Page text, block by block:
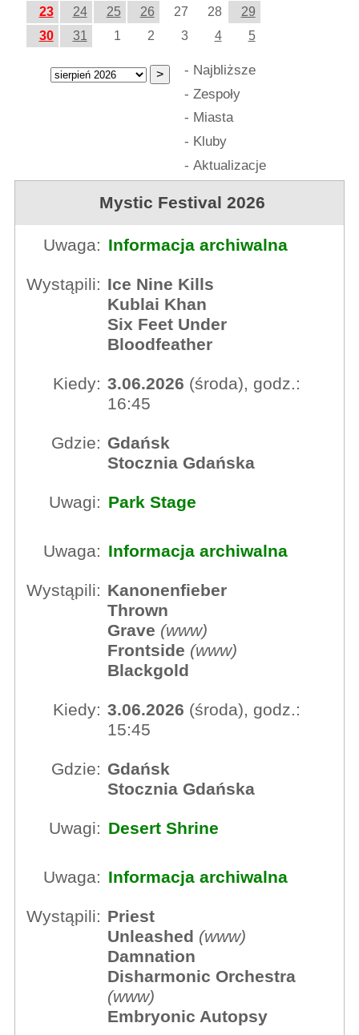
23
24 25 26 27 28
29
30
31 1 2 3 4 5
- Najbliższe
- Zespoły
- Miasta
- Kluby
- Aktualizacje
Mystic Festival 2026
Uwaga: Informacja archiwalna
Wystąpili: Ice Nine Kills
Kublai Khan
Six Feet Under
Bloodfeather
Kiedy: 3.06.2026 (środa), godz.:
16:45
Gdzie: Gdańsk
Stocznia Gdańska
Uwagi: Park Stage
Uwaga: Informacja archiwalna
Wystąpili: Kanonenfieber
Thrown
Grave (www)
Frontside (www)
Blackgold
Kiedy: 3.06.2026 (środa), godz.:
15:45
Gdzie: Gdańsk
Stocznia Gdańska
Uwagi: Desert Shrine
Uwaga: Informacja archiwalna
Wystąpili: Priest
Unleashed (www)
Damnation
Disharmonic Orchestra
(www)
Embryonic Autopsy